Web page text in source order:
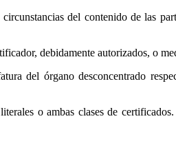
del contenido de las
debidamente autorizados, o
del órgano desconcentrado
o ambas clases de